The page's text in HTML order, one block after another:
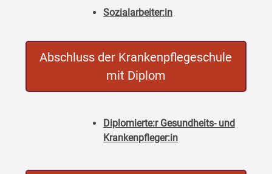
Sozialarbeiter:in
Abschluss der Krankenpflegeschule
mit Diplom
Diplomierte:r Gesundheits- und
Krankenpfleger:in